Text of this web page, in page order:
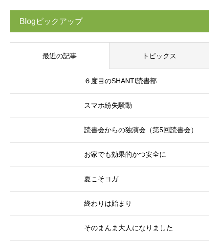
Blogピックアップ
最近の記事 トピックス
６度目のSHANTI読書部
スマホ紛失騒動
読書会からの独演会（第5回読書会）
お家でも効果的かつ安全に
夏こそヨガ
終わりは始まり
そのまんま大人になりました